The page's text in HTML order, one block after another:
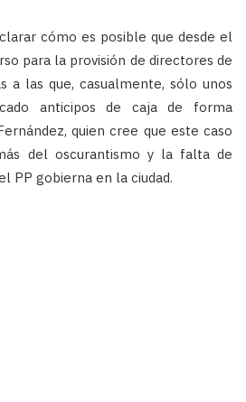
cómo es posible que desde el
para la provisión de directores de
a las que, casualmente, sólo unos
anticipos de caja de forma
quien cree que este caso
del oscurantismo y la falta de
PP gobierna en la ciudad.